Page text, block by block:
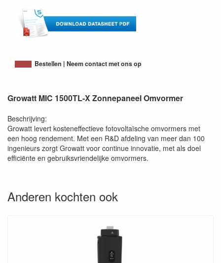
Bestellen | Neem contact met ons op
Growatt MIC 1500TL-X Zonnepaneel Omvormer
Beschrijving:
Growatt levert kosteneffectieve fotovoltaïsche omvormers met
een hoog rendement. Met een R&D afdeling van meer dan 100
ingenieurs zorgt Growatt voor continue innovatie, met als doel
efficiënte en gebruiksvriendelijke omvormers.
Anderen kochten ook